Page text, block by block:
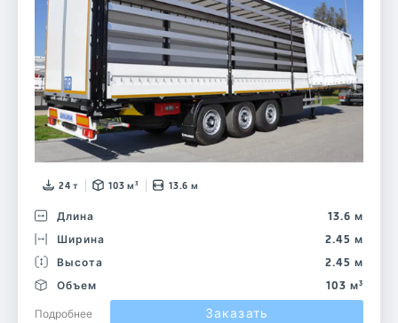
24 т 103 м³ 13.6 м
Длина
13.6 м
Ширина
2.45 м
Высота
2.45 м
Объем
103 м³
Подробнее
Заказать